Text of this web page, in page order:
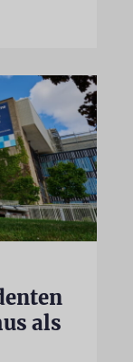
als